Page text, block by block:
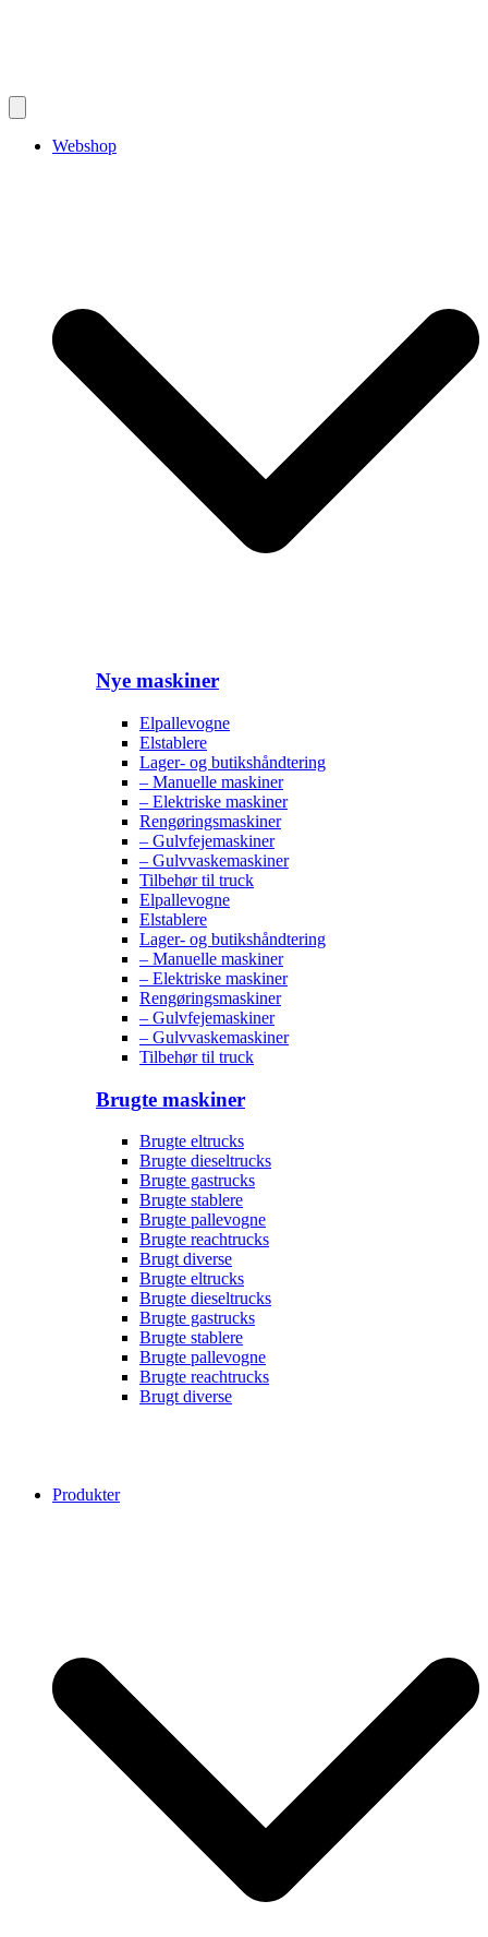
Webshop
Nye maskiner
Elpallevogne
Elstablere
Lager- og butikshåndtering
– Manuelle maskiner
– Elektriske maskiner
Rengøringsmaskiner
– Gulvfejemaskiner
– Gulvvaskemaskiner
Tilbehør til truck
Elpallevogne
Elstablere
Lager- og butikshåndtering
– Manuelle maskiner
– Elektriske maskiner
Rengøringsmaskiner
– Gulvfejemaskiner
– Gulvvaskemaskiner
Tilbehør til truck
Brugte maskiner
Brugte eltrucks
Brugte dieseltrucks
Brugte gastrucks
Brugte stablere
Brugte pallevogne
Brugte reachtrucks
Brugt diverse
Brugte eltrucks
Brugte dieseltrucks
Brugte gastrucks
Brugte stablere
Brugte pallevogne
Brugte reachtrucks
Brugt diverse
Produkter